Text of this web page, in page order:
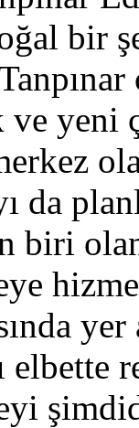
bir
ve yeni
da
biri